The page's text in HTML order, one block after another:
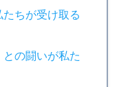
ちが受け取る
の闘いが私た